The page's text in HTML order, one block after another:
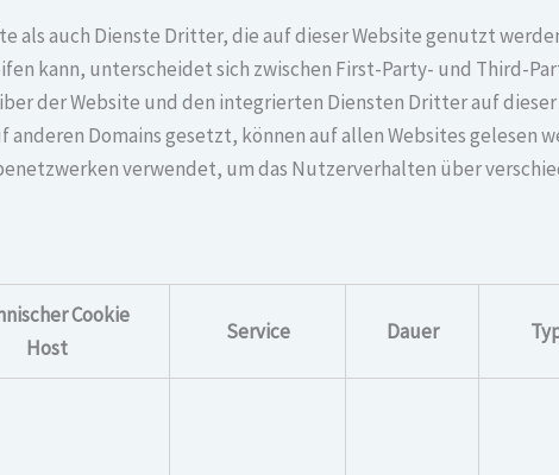
als auch Dienste Dritter, die auf dieser Website genutzt
kann, unterscheidet sich zwischen First-Party- und Third-
der Website und den integrierten Diensten Dritter auf
Domains gesetzt, können auf allen Websites gelesen
verwendet, um das Nutzerverhalten über
Cookie
Host
Service Dauer